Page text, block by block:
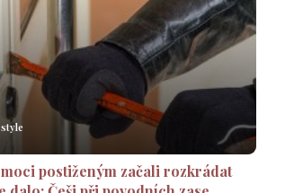
postiženým začali rozkrádat